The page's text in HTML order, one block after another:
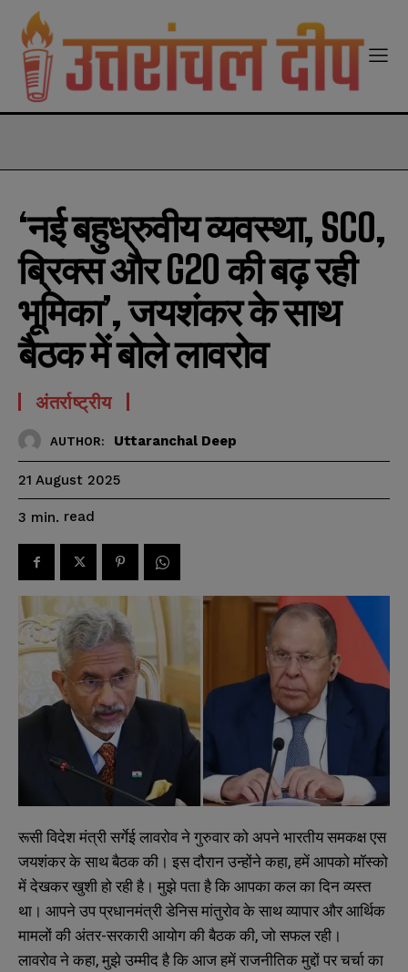
‘नई बहुध्रुवीय व्यवस्था, SCO,
ब्रिक्स और G20 की बढ़ रही
भूमिका’, जयशंकर के साथ
बैठक में बोले लावरोव
अंतर्राष्ट्रीय
AUTHOR: Uttaranchal Deep
21 August 2025
3 min. read
रूसी विदेश मंत्री सर्गेई लावरोव ने गुरुवार को अपने भारतीय समकक्ष एस
जयशंकर के साथ बैठक की। इस दौरान उन्होंने कहा, हमें आपको मॉस्को
में देखकर खुशी हो रही है। मुझे पता है कि आपका कल का दिन व्यस्त
था। आपने उप प्रधानमंत्री डेनिस मांतुरोव के साथ व्यापार और आर्थिक
मामलों की अंतर-सरकारी आयोग की बैठक की, जो सफल रही।
लावरोव ने कहा, मुझे उम्मीद है कि आज हमें राजनीतिक मुद्दों पर चर्चा का